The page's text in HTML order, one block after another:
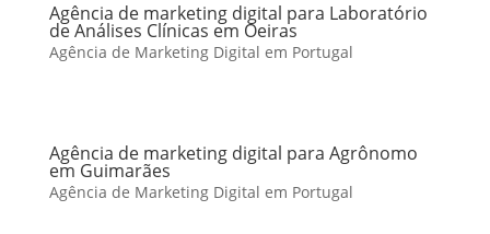
Agência de marketing digital para Laboratório
de Análises Clínicas em Oeiras
Agência de Marketing Digital em Portugal
Agência de marketing digital para Agrônomo
em Guimarães
Agência de Marketing Digital em Portugal